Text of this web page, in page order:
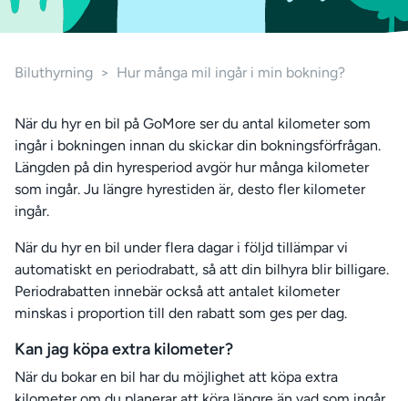
Biluthyrning > Hur många mil ingår i min bokning?
När du hyr en bil på GoMore ser du antal kilometer som
ingår i bokningen innan du skickar din bokningsförfrågan.
Längden på din hyresperiod avgör hur många kilometer
som ingår. Ju längre hyrestiden är, desto fler kilometer
ingår.
När du hyr en bil under flera dagar i följd tillämpar vi
automatiskt en periodrabatt, så att din bilhyra blir billigare.
Periodrabatten innebär också att antalet kilometer
minskas i proportion till den rabatt som ges per dag.
Kan jag köpa extra kilometer?
När du bokar en bil har du möjlighet att köpa extra